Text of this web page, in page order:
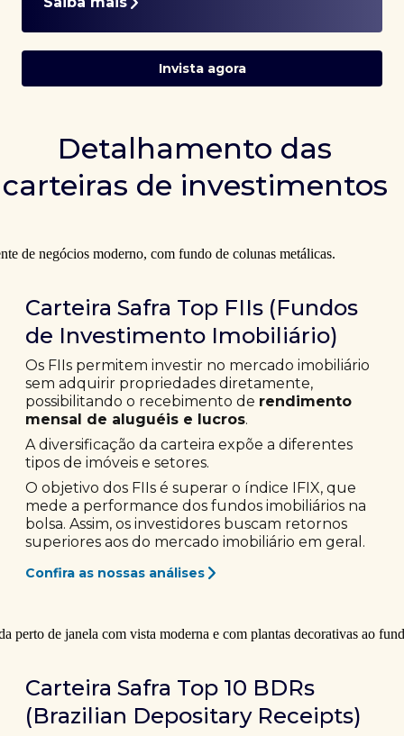
Invista agora
Detalhamento das
carteiras de investimentos
Carteira Safra Top FIIs (Fundos
de Investimento Imobiliário)
Os FIIs permitem investir no mercado imobiliário
sem adquirir propriedades diretamente,
possibilitando o recebimento de rendimento
mensal de aluguéis e lucros.
A diversificação da carteira expõe a diferentes
tipos de imóveis e setores.
O objetivo dos FIIs é superar o índice IFIX, que
mede a performance dos fundos imobiliários na
bolsa. Assim, os investidores buscam retornos
superiores aos do mercado imobiliário em geral.
Confira as nossas análises
Carteira Safra Top 10 BDRs
(Brazilian Depositary Receipts)